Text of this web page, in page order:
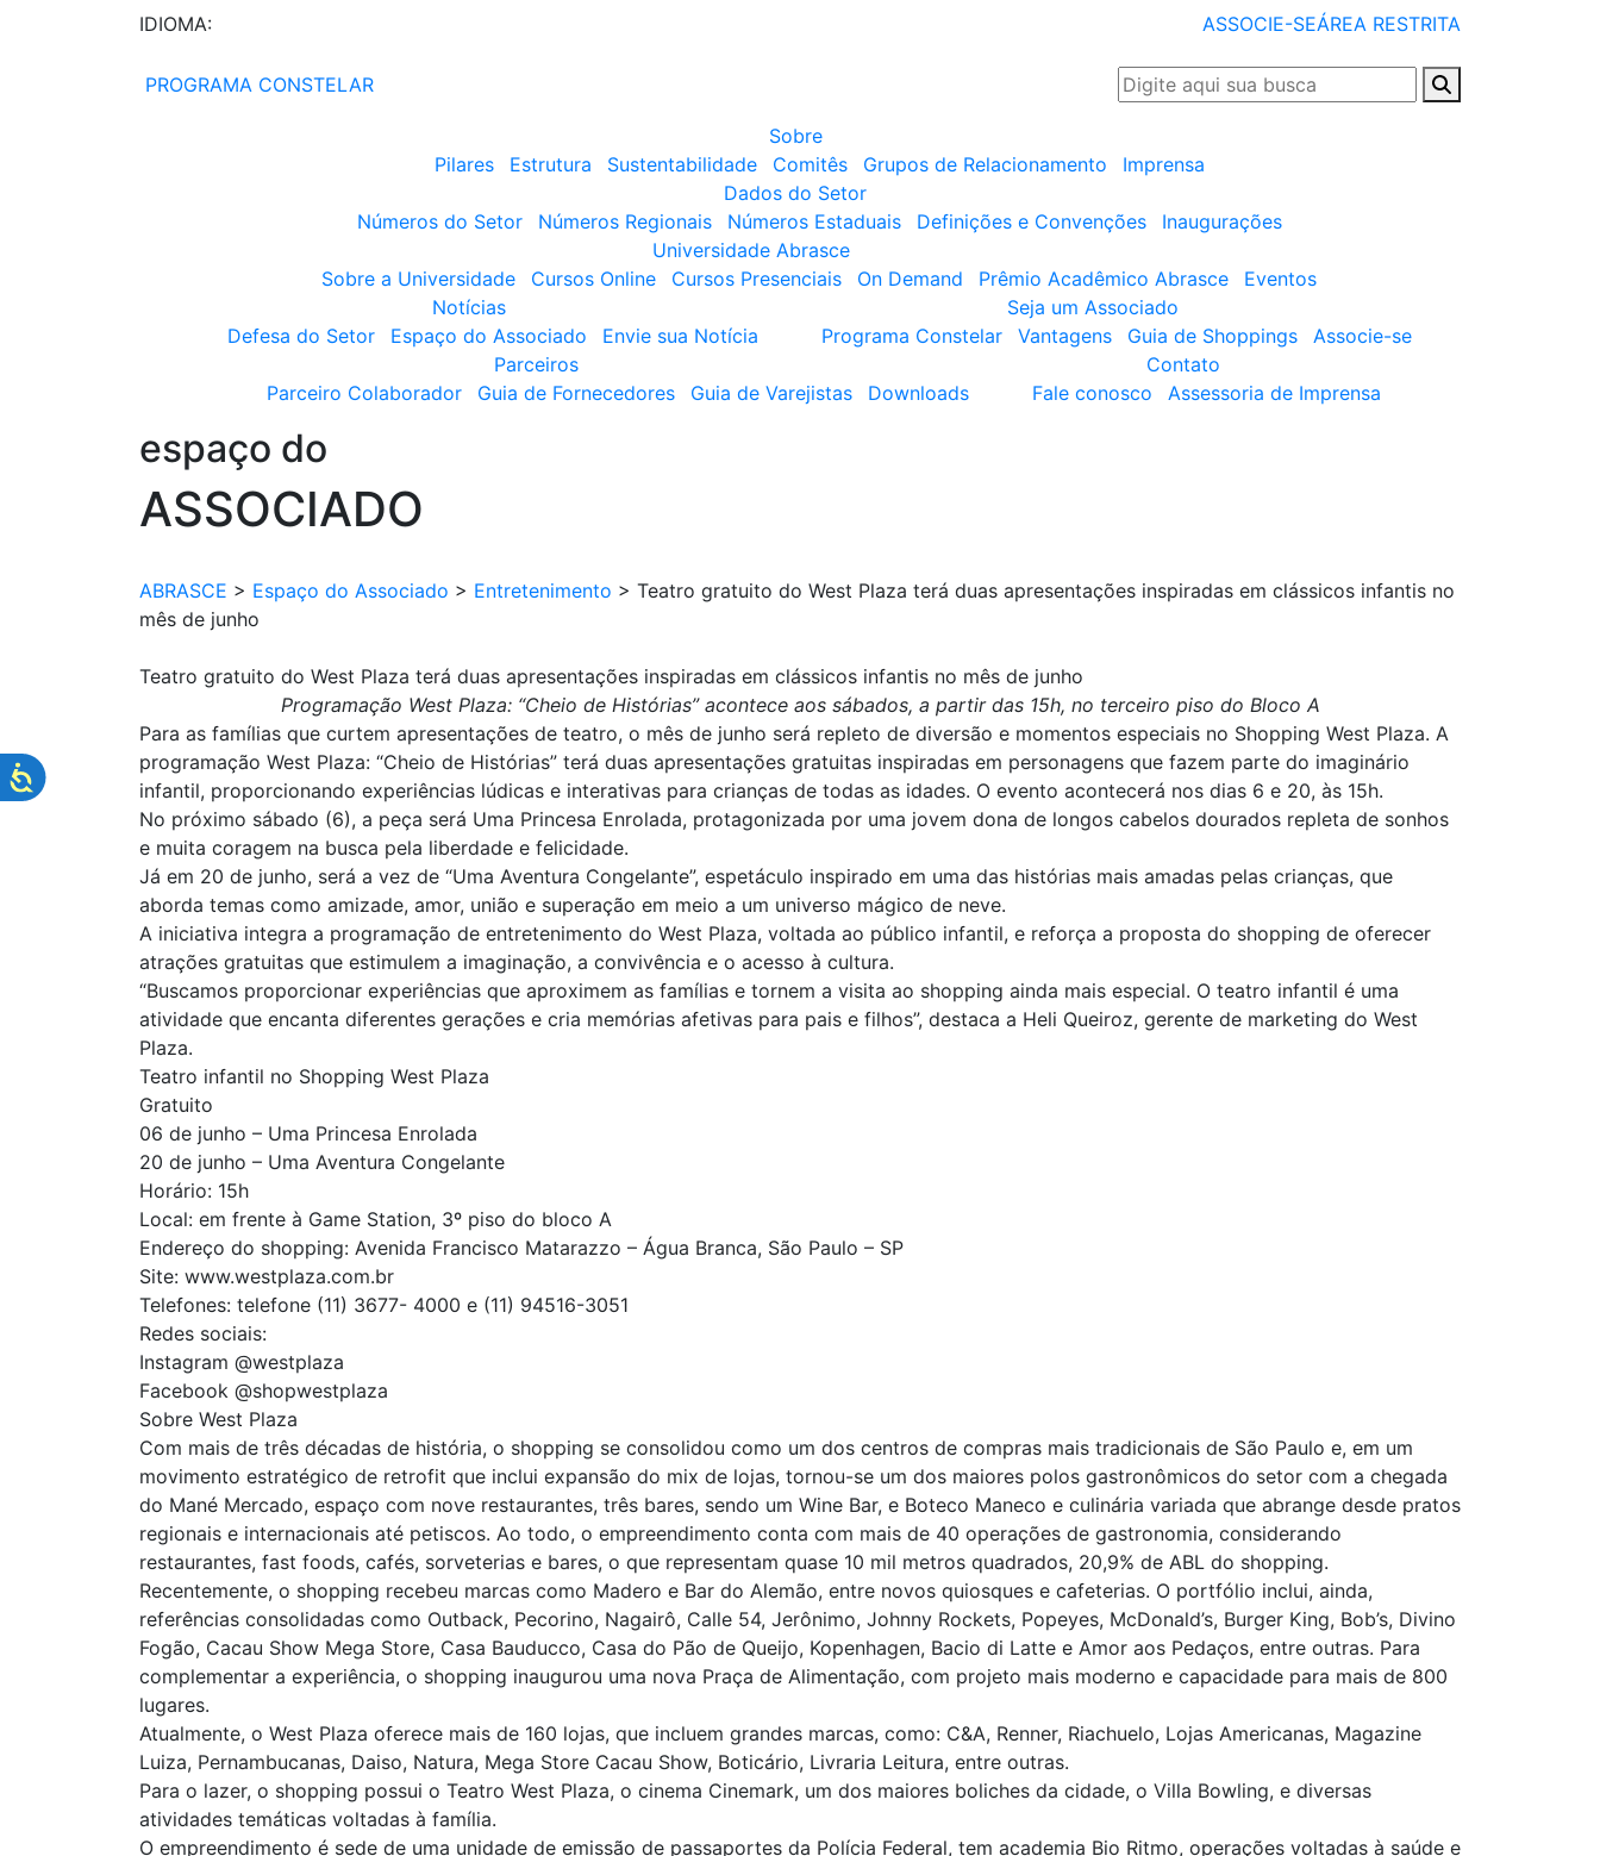
IDIOMA: ASSOCIE-SEÁREA RESTRITA
PROGRAMA CONSTELAR
Sobre
Pilares
Estrutura Sustentabilidade Comitês Grupos de Relacionamento
Imprensa
Dados do Setor
Números do Setor
Números Regionais Números Estaduais Definições e Convenções
Inaugurações
Universidade Abrasce
Sobre a Universidade
Cursos Online Cursos Presenciais On Demand Prêmio Acadêmico Abrasce
Eventos
Notícias
Defesa do Setor
Espaço do Associado Envie sua Notícia
Seja um Associado
Programa Constelar
Vantagens Guia de Shoppings
Associe-se
Parceiros
Parceiro Colaborador
Guia de Fornecedores Guia de Varejistas Downloads
Contato
Fale conosco
Assessoria de Imprensa
espaço do
ASSOCIADO
ABRASCE > Espaço do Associado > Entretenimento > Teatro gratuito do West Plaza terá duas apresentações inspiradas em clássicos infantis no
mês de junho
Teatro gratuito do West Plaza terá duas apresentações inspiradas em clássicos infantis no mês de junho
Programação West Plaza: “Cheio de Histórias” acontece aos sábados, a partir das 15h, no terceiro piso do Bloco A
Para as famílias que curtem apresentações de teatro, o mês de junho será repleto de diversão e momentos especiais no Shopping West Plaza. A
programação West Plaza: “Cheio de Histórias” terá duas apresentações gratuitas inspiradas em personagens que fazem parte do imaginário
infantil, proporcionando experiências lúdicas e interativas para crianças de todas as idades. O evento acontecerá nos dias 6 e 20, às 15h.
No próximo sábado (6), a peça será Uma Princesa Enrolada, protagonizada por uma jovem dona de longos cabelos dourados repleta de sonhos
e muita coragem na busca pela liberdade e felicidade.
Já em 20 de junho, será a vez de “Uma Aventura Congelante”, espetáculo inspirado em uma das histórias mais amadas pelas crianças, que
aborda temas como amizade, amor, união e superação em meio a um universo mágico de neve.
A iniciativa integra a programação de entretenimento do West Plaza, voltada ao público infantil, e reforça a proposta do shopping de oferecer
atrações gratuitas que estimulem a imaginação, a convivência e o acesso à cultura.
“Buscamos proporcionar experiências que aproximem as famílias e tornem a visita ao shopping ainda mais especial. O teatro infantil é uma
atividade que encanta diferentes gerações e cria memórias afetivas para pais e filhos”, destaca a Heli Queiroz, gerente de marketing do West
Plaza.
Teatro infantil no Shopping West Plaza
Gratuito
06 de junho – Uma Princesa Enrolada
20 de junho – Uma Aventura Congelante
Horário: 15h
Local: em frente à Game Station, 3º piso do bloco A
Endereço do shopping: Avenida Francisco Matarazzo – Água Branca, São Paulo – SP
Site: www.westplaza.com.br
Telefones: telefone (11) 3677- 4000 e (11) 94516-3051
Redes sociais:
Instagram @westplaza
Facebook @shopwestplaza
Sobre West Plaza
Com mais de três décadas de história, o shopping se consolidou como um dos centros de compras mais tradicionais de São Paulo e, em um
movimento estratégico de retrofit que inclui expansão do mix de lojas, tornou-se um dos maiores polos gastronômicos do setor com a chegada
do Mané Mercado, espaço com nove restaurantes, três bares, sendo um Wine Bar, e Boteco Maneco e culinária variada que abrange desde pratos
regionais e internacionais até petiscos. Ao todo, o empreendimento conta com mais de 40 operações de gastronomia, considerando
restaurantes, fast foods, cafés, sorveterias e bares, o que representam quase 10 mil metros quadrados, 20,9% de ABL do shopping.
Recentemente, o shopping recebeu marcas como Madero e Bar do Alemão, entre novos quiosques e cafeterias. O portfólio inclui, ainda,
referências consolidadas como Outback, Pecorino, Nagairô, Calle 54, Jerônimo, Johnny Rockets, Popeyes, McDonald’s, Burger King, Bob’s, Divino
Fogão, Cacau Show Mega Store, Casa Bauducco, Casa do Pão de Queijo, Kopenhagen, Bacio di Latte e Amor aos Pedaços, entre outras. Para
complementar a experiência, o shopping inaugurou uma nova Praça de Alimentação, com projeto mais moderno e capacidade para mais de 800
lugares.
Atualmente, o West Plaza oferece mais de 160 lojas, que incluem grandes marcas, como: C&A, Renner, Riachuelo, Lojas Americanas, Magazine
Luiza, Pernambucanas, Daiso, Natura, Mega Store Cacau Show, Boticário, Livraria Leitura, entre outras.
Para o lazer, o shopping possui o Teatro West Plaza, o cinema Cinemark, um dos maiores boliches da cidade, o Villa Bowling, e diversas
atividades temáticas voltadas à família.
O empreendimento é sede de uma unidade de emissão de passaportes da Polícia Federal, tem academia Bio Ritmo, operações voltadas à saúde e